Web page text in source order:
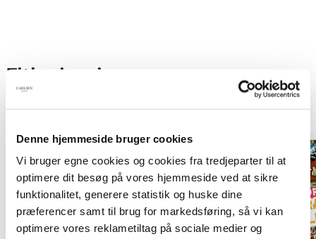
Denne hjemmeside bruger cookies
Vi bruger egne cookies og cookies fra tredjeparter til at
optimere dit besøg på vores hjemmeside ved at sikre
funktionalitet, generere statistik og huske dine
præferencer samt til brug for markedsføring, så vi kan
optimere vores reklametiltag på sociale medier og
Titler i serien
Forudbestilling